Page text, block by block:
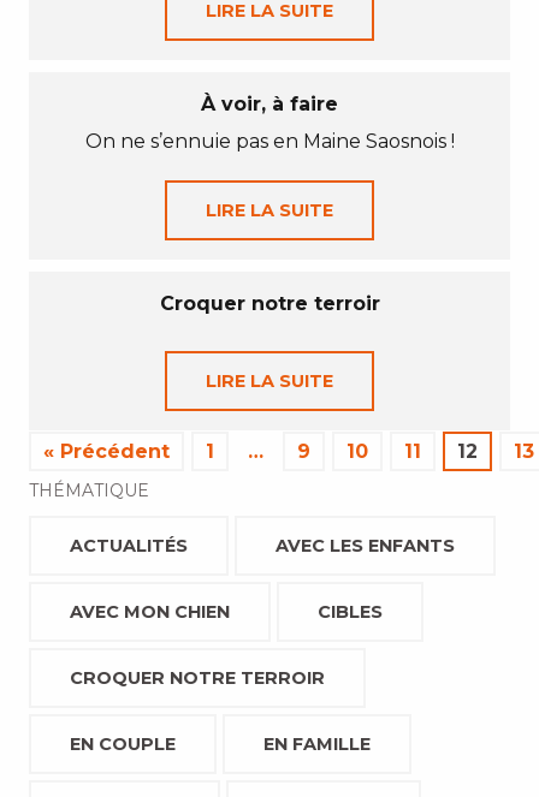
LIRE LA SUITE
À voir, à faire
On ne s’ennuie pas en Maine Saosnois !
LIRE LA SUITE
Croquer notre terroir
LIRE LA SUITE
« Précédent 1 … 9 10 11 12 13
THÉMATIQUE
ACTUALITÉS AVEC LES ENFANTS
AVEC MON CHIEN CIBLES
CROQUER NOTRE TERROIR
EN COUPLE EN FAMILLE